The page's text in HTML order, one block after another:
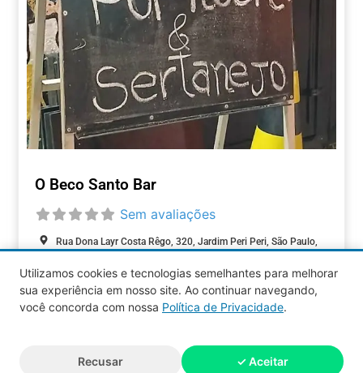
O Beco Santo Bar
Sem avaliações
Rua Dona Layr Costa Rêgo, 320, Jardim Peri Peri, São Paulo,
ALIMENTAÇÃO Closed today:
reservados.
Utilizamos cookies e tecnologias semelhantes para melhorar
sua experiência em nosso site. Ao continuar navegando,
você concorda com nossa Política de Privacidade.
Recusar ✓ Aceitar